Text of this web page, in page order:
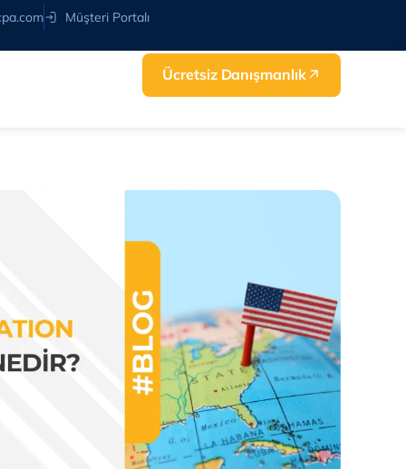
Müşteri Portalı
Ücretsiz Danışmanlık